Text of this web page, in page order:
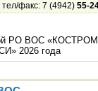
тел/факс: 7 (4942) 55-
РО ВОС
2026 года